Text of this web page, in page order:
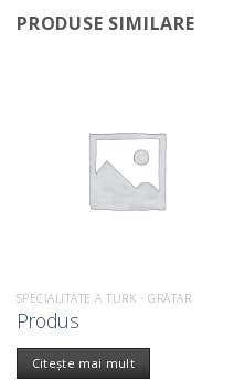
PRODUSE SIMILARE
SPECIALITATE A TURK - GRĂTAR
Produs
Citește mai mult